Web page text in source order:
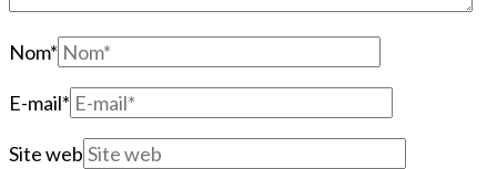
Nom*
E-mail*
Site web